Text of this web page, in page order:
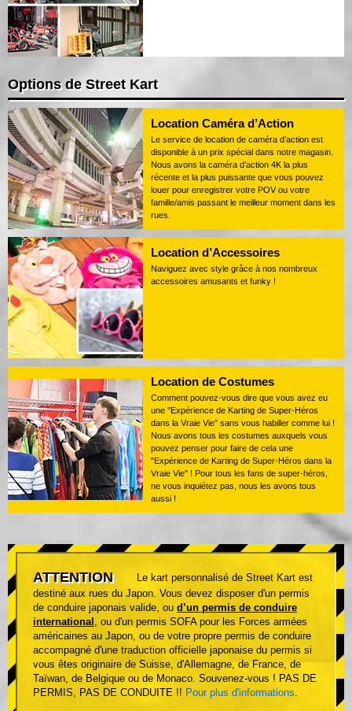
Options de Street Kart
Location Caméra d’Action
Le service de location de caméra d’action est
disponible à un prix spécial dans notre magasin.
Nous avons la caméra d’action 4K la plus
récente et la plus puissante que vous pouvez
louer pour enregistrer votre POV ou votre
famille/amis passant le meilleur moment dans les
rues.
Location d’Accessoires
Naviguez avec style grâce à nos nombreux
accessoires amusants et funky !
Location de Costumes
Comment pouvez-vous dire que vous avez eu
une "Expérience de Karting de Super-Héros
dans la Vraie Vie" sans vous habiller comme lui !
Nous avons tous les costumes auxquels vous
pouvez penser pour faire de cela une
"Expérience de Karting de Super-Héros dans la
Vraie Vie" ! Pour tous les fans de super-héros,
ne vous inquiétez pas, nous les avons tous
aussi !
ATTENTION
Le kart personnalisé de Street Kart est
destiné aux rues du Japon. Vous devez disposer d'un permis
de conduire japonais valide, ou d’un permis de conduire
international , ou d'un permis SOFA pour les Forces armées
américaines au Japon, ou de votre propre permis de conduire
accompagné d'une traduction officielle japonaise du permis si
vous êtes originaire de Suisse, d'Allemagne, de France, de
Taïwan, de Belgique ou de Monaco. Souvenez-vous ! PAS DE
PERMIS, PAS DE CONDUITE !! Pour plus d'informations.